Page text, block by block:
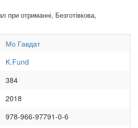
при отриманні, Безготівкова,
Мо Гавдат
K.Fund
384
2018
978-966-97791-0-6